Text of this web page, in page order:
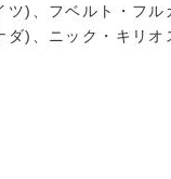
ツ)、フベルト・フ
ダ)、ニック・キリ